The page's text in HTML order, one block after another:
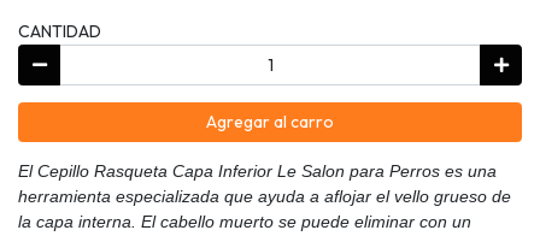
CANTIDAD
Agregar al carro
El Cepillo Rasqueta Capa Inferior Le Salon para Perros es una
herramienta especializada que ayuda a aflojar el vello grueso de
la capa interna. El cabello muerto se puede eliminar con un